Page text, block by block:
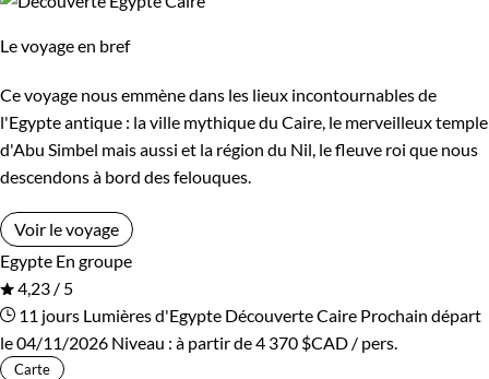
Le voyage en bref
Ce voyage nous emmène dans les lieux incontournables de
l'Egypte antique : la ville mythique du Caire, le merveilleux temple
d'Abu Simbel mais aussi et la région du Nil, le fleuve roi que nous
descendons à bord des felouques.
Voir le voyage
Egypte En groupe
4,23 / 5
11 jours Lumières d'Egypte Découverte Caire Prochain départ
le 04/11/2026 Niveau : à partir de4 370 $CAD / pers.
Carte